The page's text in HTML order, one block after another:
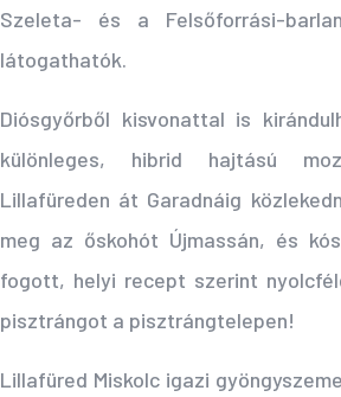
Szeleta- és a Felsőforrási-
látogathatók.
Diósgyőrből kisvonattal is
különleges, hibrid hajtású
Lillafüreden át Garadnáig
meg az őskohót Újmassán, és
fogott, helyi recept szerint
pisztrángot a pisztrángtelepen!
Lillafüred Miskolc igazi